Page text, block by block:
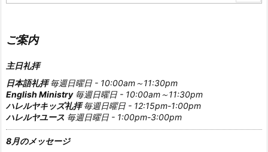
ご案内
主日礼拝
日本語礼拝毎週日曜日 - 10:00am～11:30pm
English Ministry毎週日曜日 - 10:00am～11:30pm
ハレルヤキッズ礼拝毎週日曜日 - 12:15pm-1:00pm
ハレルヤユース 毎週日曜日 - 1:00pm-3:00pm
8月のメッセージ